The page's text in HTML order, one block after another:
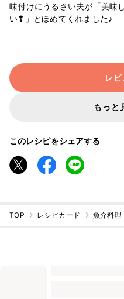
味付けにうるさい夫が「美味し
い❢」とほめてくれました♪
レ
もっと
このレシピをシェアする
TOP レシピカード 魚介料理